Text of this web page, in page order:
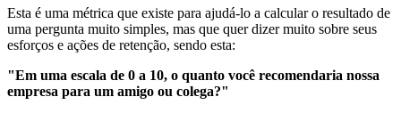
Esta é uma métrica que existe para ajudá-lo a calcular o resultado de
uma pergunta muito simples, mas que quer dizer muito sobre seus
esforços e ações de retenção, sendo esta:
"Em uma escala de 0 a 10, o quanto você recomendaria nossa
empresa para um amigo ou colega?"